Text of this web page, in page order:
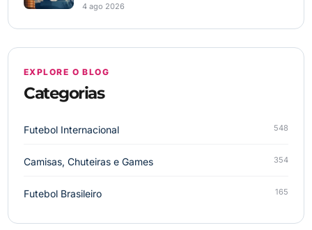
4 ago 2026
EXPLORE O BLOG
Categorias
Futebol Internacional 548
Camisas, Chuteiras e Games 354
Futebol Brasileiro 165